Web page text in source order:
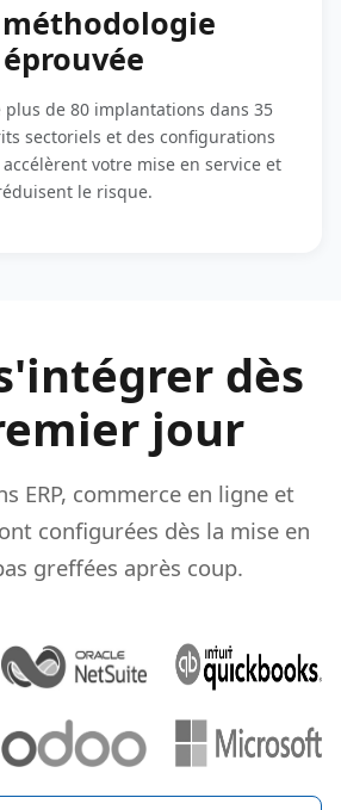
éprouvée
de 80 implantations dans 35
sectoriels et des configurations
votre mise en service et
le risque.
dès
jour
ERP, commerce en ligne et
configurées dès la mise en
greffées après coup.